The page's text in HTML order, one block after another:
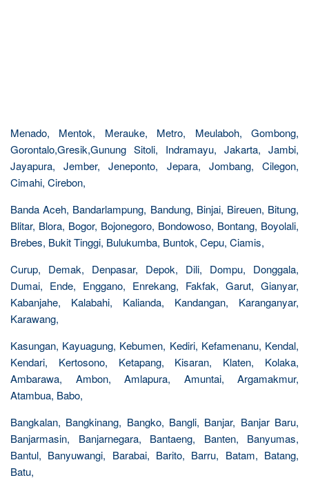
Menado, Mentok, Merauke, Metro, Meulaboh, Gombong,
Gorontalo,Gresik,Gunung Sitoli, Indramayu, Jakarta, Jambi,
Jayapura, Jember, Jeneponto, Jepara, Jombang, Cilegon,
Cimahi, Cirebon,
Banda Aceh, Bandarlampung, Bandung, Binjai, Bireuen, Bitung,
Blitar, Blora, Bogor, Bojonegoro, Bondowoso, Bontang, Boyolali,
Brebes, Bukit Tinggi, Bulukumba, Buntok, Cepu, Ciamis,
Curup, Demak, Denpasar, Depok, Dili, Dompu, Donggala,
Dumai, Ende, Enggano, Enrekang, Fakfak, Garut, Gianyar,
Kabanjahe, Kalabahi, Kalianda, Kandangan, Karanganyar,
Karawang,
Kasungan, Kayuagung, Kebumen, Kediri, Kefamenanu, Kendal,
Kendari, Kertosono, Ketapang, Kisaran, Klaten, Kolaka,
Ambarawa, Ambon, Amlapura, Amuntai, Argamakmur,
Atambua, Babo,
Bangkalan, Bangkinang, Bangko, Bangli, Banjar, Banjar Baru,
Banjarmasin, Banjarnegara, Bantaeng, Banten, Banyumas,
Bantul, Banyuwangi, Barabai, Barito, Barru, Batam, Batang,
Batu,